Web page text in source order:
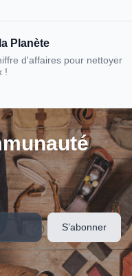
Planète
d'affaires pour nettoyer
!